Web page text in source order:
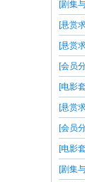
[剧集
[悬赏
[悬赏
[会员
[电影
[悬赏
[会员
[电影
[剧集